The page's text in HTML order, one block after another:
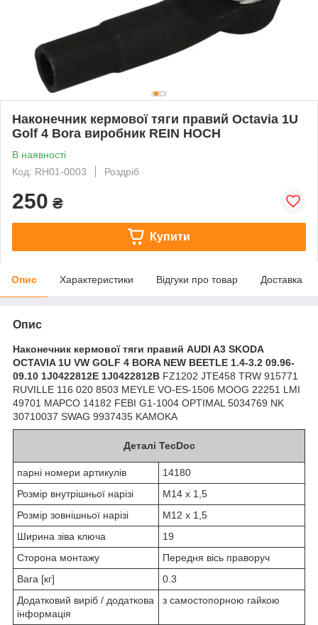
Наконечник кермової тяги правий Octavia 1U
Golf 4 Bora виробник REIN HOCH
В наявності
Код: RH01-0003
Роздріб
250 ₴
Купити
Опис Характеристики Відгуки про товар Доставка
Опис
Наконечник кермової тяги правий AUDI A3 SKODA
OCTAVIA 1U VW GOLF 4 BORA NEW BEETLE 1.4-3.2 09.96-
09.10 1J0422812E 1J0422812B FZ1202 JTE458 TRW 915771
RUVILLE 116 020 8503 MEYLE VO-ES-1506 MOOG 22251 LMI
49701 MAPCO 14182 FEBI G1-1004 OPTIMAL 5034769 NK
30710037 SWAG 9937435 KAMOKA
Деталі TecDoc
парні номери артикулів
14180
Розмір внутрішньої нарізі
M14 x 1,5
Розмір зовнішньої нарізі
M12 x 1,5
Ширина зіва ключа
19
Сторона монтажу
Передня вісь праворуч
Вага [кг]
0.3
Додатковий виріб / додаткова
інформація
з самостопорною гайкою